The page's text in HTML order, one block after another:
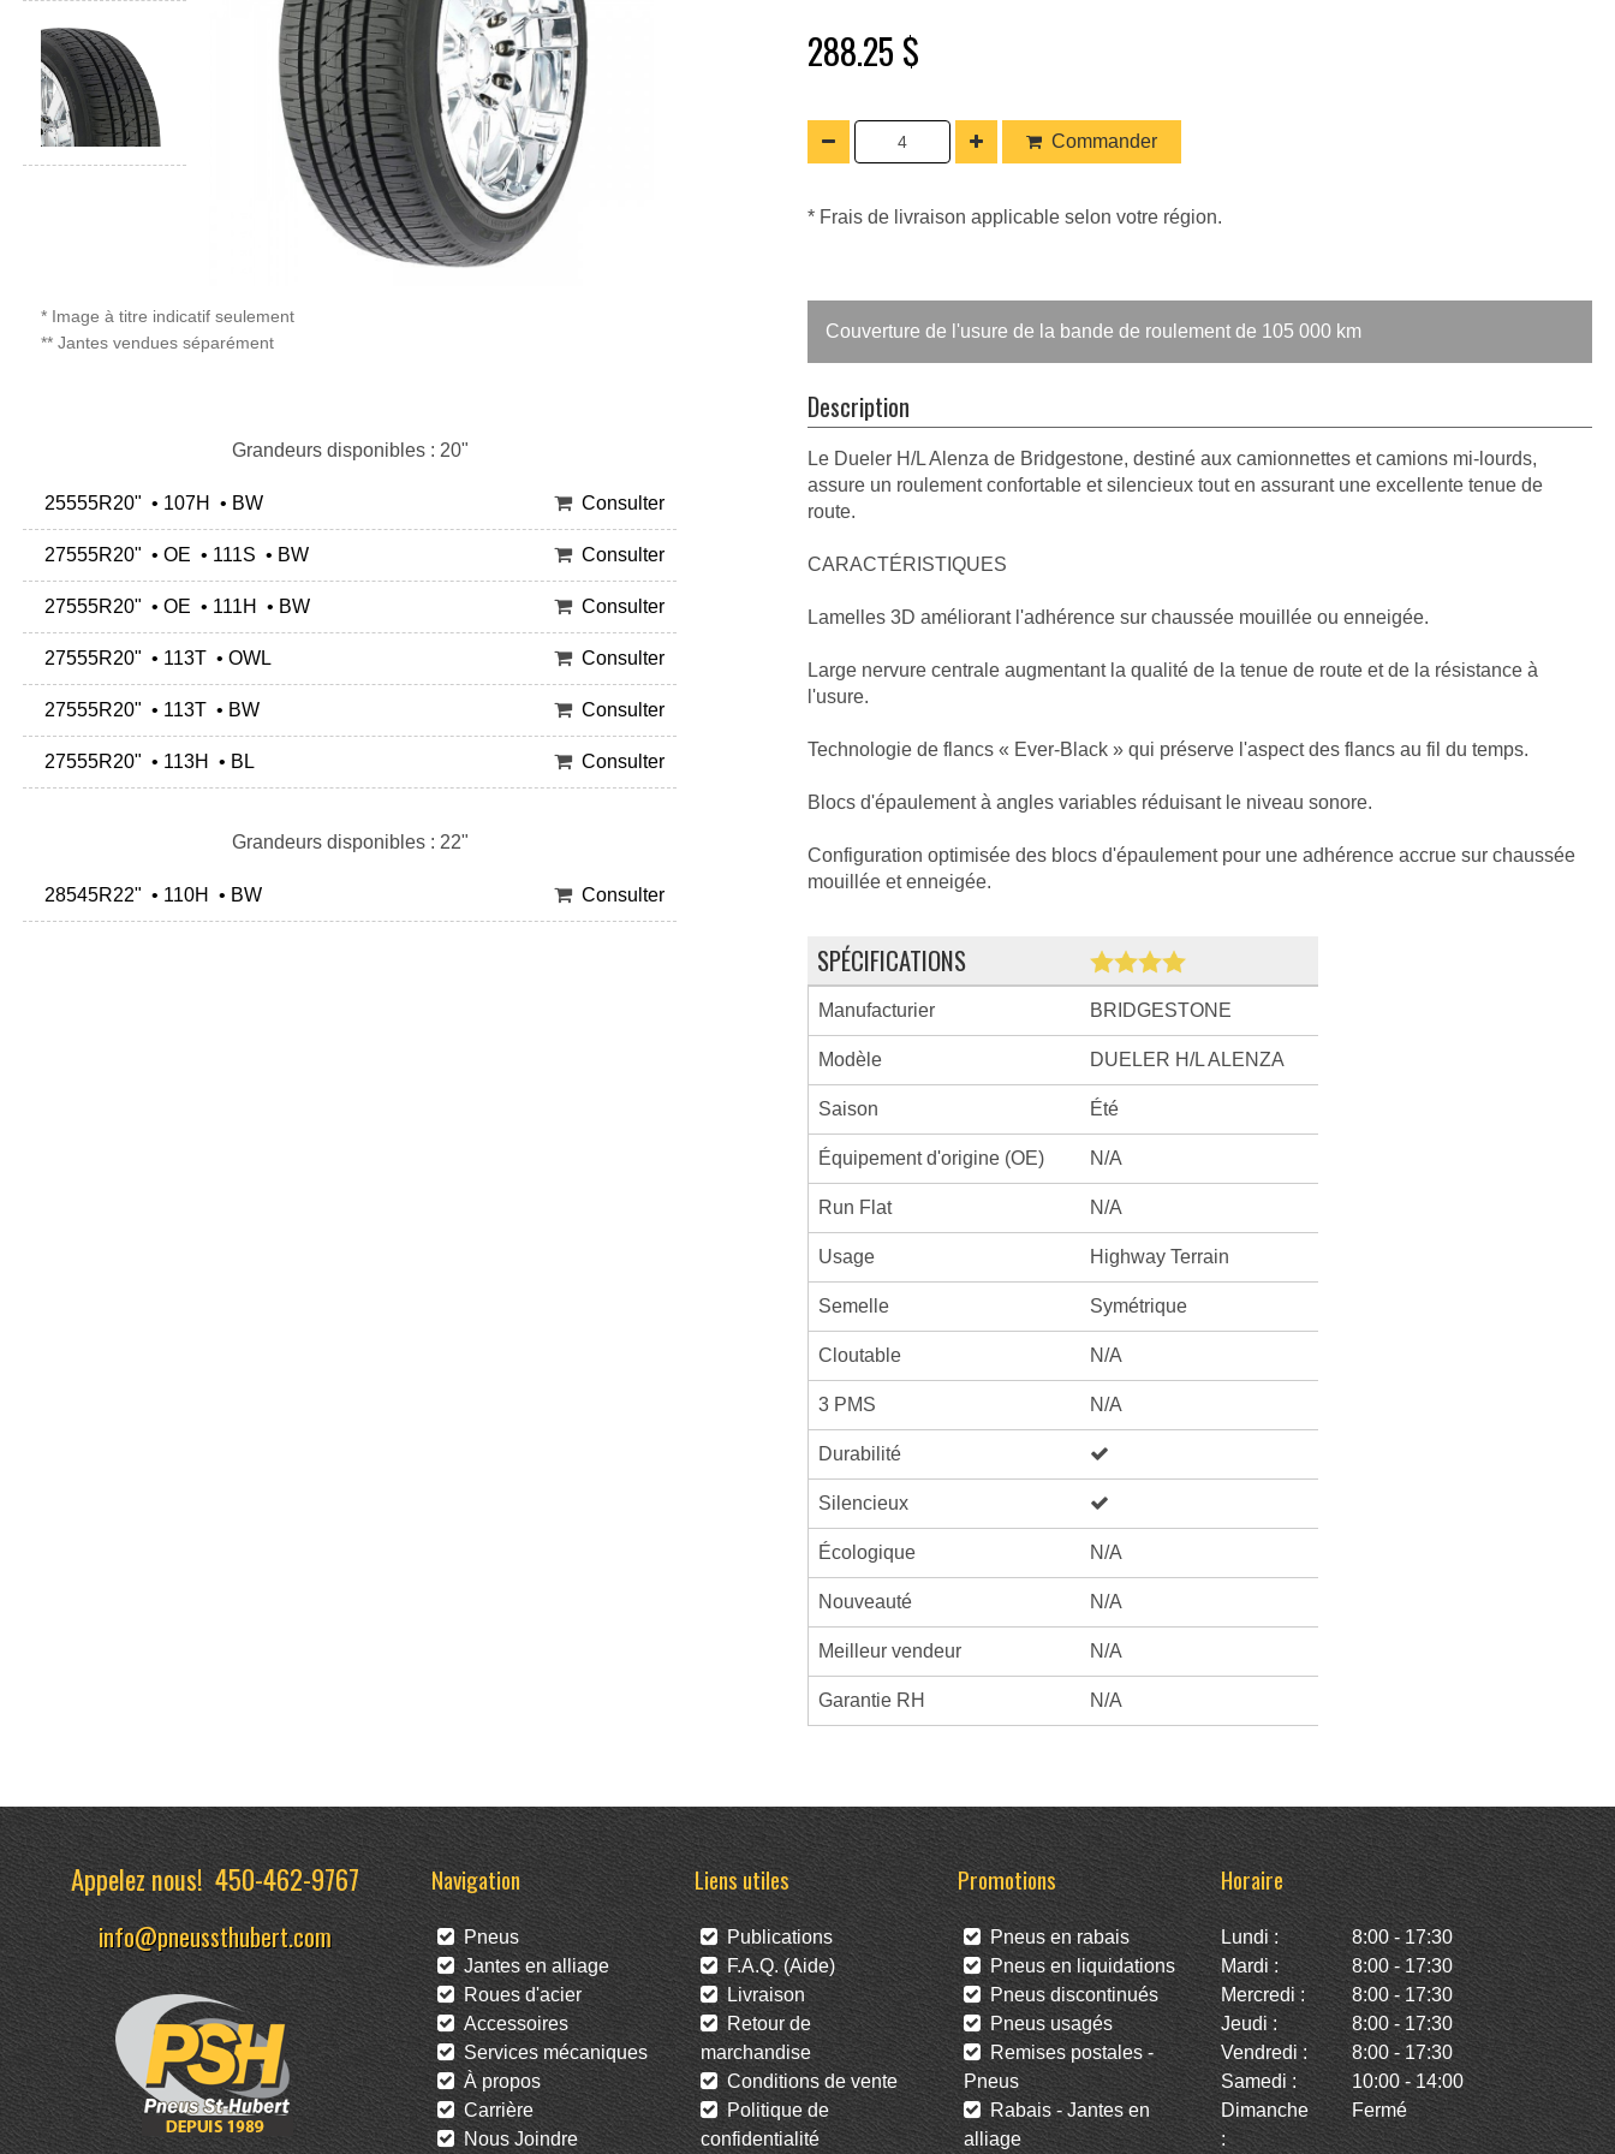
* Image à titre indicatif seulement
** Jantes vendues séparément
Grandeurs disponibles : 20"
25555R20" • 107H • BW Consulter
27555R20" • OE • 111S • BW Consulter
27555R20" • OE • 111H • BW Consulter
27555R20" • 113T • OWL Consulter
27555R20" • 113T • BW Consulter
27555R20" • 113H • BL Consulter
Grandeurs disponibles : 22"
28545R22" • 110H • BW Consulter
288.25 $
Commander
* Frais de livraison applicable selon votre région.
Couverture de l'usure de la bande de roulement de 105 000 km
Description
Le Dueler H/L Alenza de Bridgestone, destiné aux camionnettes et camions mi-lourds,
assure un roulement confortable et silencieux tout en assurant une excellente tenue de
route.
CARACTÉRISTIQUES
Lamelles 3D améliorant l'adhérence sur chaussée mouillée ou enneigée.
Large nervure centrale augmentant la qualité de la tenue de route et de la résistance à
l'usure.
Technologie de flancs « Ever-Black » qui préserve l'aspect des flancs au fil du temps.
Blocs d'épaulement à angles variables réduisant le niveau sonore.
Configuration optimisée des blocs d'épaulement pour une adhérence accrue sur chaussée
mouillée et enneigée.
SPÉCIFICATIONS
Manufacturier BRIDGESTONE
Modèle DUELER H/L ALENZA
Saison Été
Équipement d'origine (OE) N/A
Run Flat N/A
Usage Highway Terrain
Semelle Symétrique
Cloutable N/A
3 PMS N/A
Durabilité
Silencieux
Écologique N/A
Nouveauté N/A
Meilleur vendeur N/A
Garantie RH N/A
Appelez nous!450-462-9767
info@pneussthubert.com
Navigation
Pneus
Jantes en alliage
Roues d'acier
Accessoires
Services mécaniques
À propos
Carrière
Nous Joindre
Liens utiles
Publications
F.A.Q. (Aide)
Livraison
Retour de
marchandise
Conditions de vente
Politique de
confidentialité
Promotions
Pneus en rabais
Pneus en liquidations
Pneus discontinués
Pneus usagés
Remises postales -
Pneus
Rabais - Jantes en
alliage
Horaire
Lundi :
8:00 - 17:30
Mardi :
8:00 - 17:30
Mercredi :
8:00 - 17:30
Jeudi :
8:00 - 17:30
Vendredi :
8:00 - 17:30
Samedi :
10:00 - 14:00
Dimanche
:
Fermé